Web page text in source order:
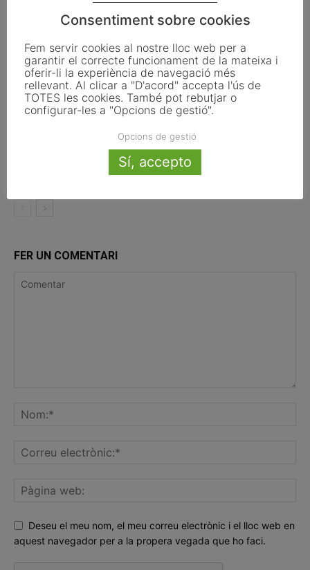
habitatges d’ús turístic per preservar
La UE activa les primeres obligacions
de transparència de la Llei d’IA que
afecten els ajuntaments
El Pla de Barris mobilitza 117 municipis
catalans per impulsar la regeneració
urbana
FER UN COMENTARI
Deseu el meu nom, el meu correu electrònic i el lloc web en
aquest navegador per a la propera vegada que ho faci.
Consentiment sobre cookies
Fem servir cookies al nostre lloc web per a
garantir el correcte funcionament de la mateixa i
oferir-li la experiència de navegació més
rellevant. Al clicar a "D'acord" accepta l'ús de
TOTES les cookies. També pot rebutjar o
configurar-les a "Opcions de gestió".
Opcions de gestió
Sí, accepto